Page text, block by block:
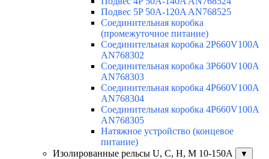
Подвес 5P 50A-120A AN768525
Соединительная коробка
(промежуточное питание)
Соединительная коробка 2P660V100A
AN768302
Соединительная коробка 3P660V100A
AN768303
Соединительная коробка 4P660V100A
AN768304
Соединительная коробка 4P660V100A
AN768305
Натяжное устройство (концевое
питание)
Изолированные рельсы U, C, H, M 10-150А
▼